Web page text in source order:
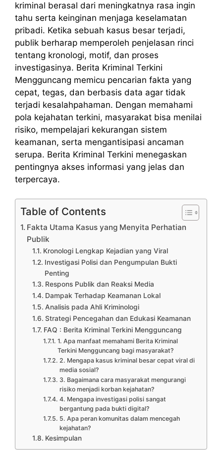
kriminal berasal dari meningkatnya rasa ingin
tahu serta keinginan menjaga keselamatan
pribadi. Ketika sebuah kasus besar terjadi,
publik berharap memperoleh penjelasan rinci
tentang kronologi, motif, dan proses
investigasinya. Berita Kriminal Terkini
Mengguncang memicu pencarian fakta yang
cepat, tegas, dan berbasis data agar tidak
terjadi kesalahpahaman. Dengan memahami
pola kejahatan terkini, masyarakat bisa menilai
risiko, mempelajari kekurangan sistem
keamanan, serta mengantisipasi ancaman
serupa. Berita Kriminal Terkini menegaskan
pentingnya akses informasi yang jelas dan
terpercaya.
Table of Contents
Fakta Utama Kasus yang Menyita Perhatian
Publik
Kronologi Lengkap Kejadian yang Viral
Investigasi Polisi dan Pengumpulan Bukti
Penting
Respons Publik dan Reaksi Media
Dampak Terhadap Keamanan Lokal
Analisis pada Ahli Kriminologi
Strategi Pencegahan dan Edukasi Keamanan
FAQ : Berita Kriminal Terkini Mengguncang
1. Apa manfaat memahami Berita Kriminal
Terkini Mengguncang bagi masyarakat?
2. Mengapa kasus kriminal besar cepat viral di
media sosial?
3. Bagaimana cara masyarakat mengurangi
risiko menjadi korban kejahatan?
4. Mengapa investigasi polisi sangat
bergantung pada bukti digital?
5. Apa peran komunitas dalam mencegah
kejahatan?
Kesimpulan